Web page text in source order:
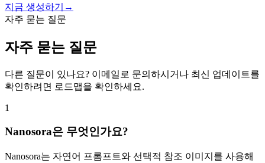
지금 생성하기 →
자주 묻는 질문
자주 묻는 질문
다른 질문이 있나요? 이메일로 문의하시거나 최신 업데이트를
확인하려면 로드맵을 확인하세요.
1
Nanosora은 무엇인가요?
Nanosora는 자연어 프롬프트와 선택적 참조 이미지를 사용해